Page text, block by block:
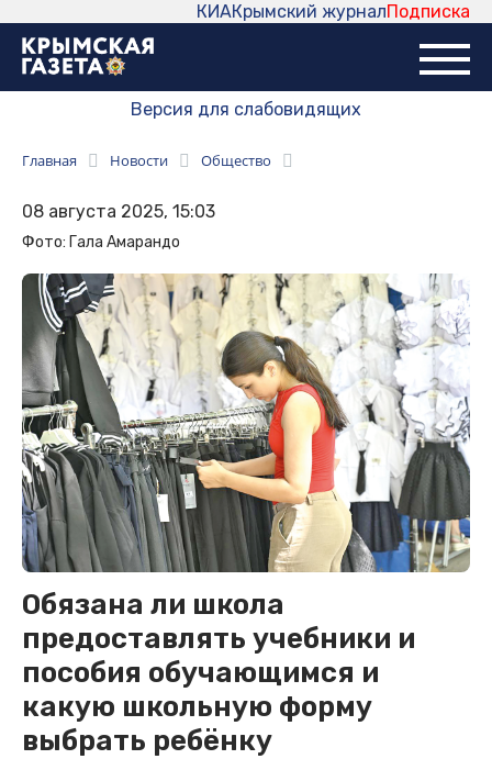
Подписка
Крымский журнал
КИА
Версия для слабовидящих
Главная Новости Общество
08 августа 2025, 15:03
Фото: Гала Амарандо
Обязана ли школа
предоставлять учебники и
пособия обучающимся и
какую школьную форму
выбрать ребёнку